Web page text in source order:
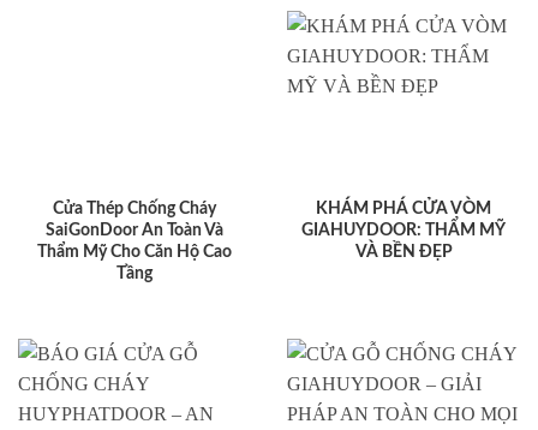
Cửa Thép Chống Cháy
SaiGonDoor An Toàn Và
Thẩm Mỹ Cho Căn Hộ Cao
Tầng
KHÁM PHÁ CỬA VÒM
GIAHUYDOOR: THẨM MỸ
VÀ BỀN ĐẸP